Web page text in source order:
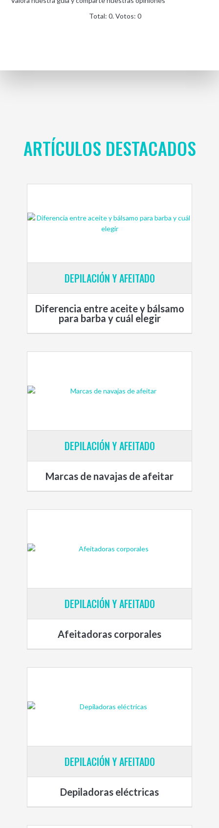
Total:0. Votos:0
ARTÍCULOS DESTACADOS
DEPILACIÓN Y AFEITADO
Diferencia entre aceite y bálsamo
para barba y cuál elegir
DEPILACIÓN Y AFEITADO
Marcas de navajas de afeitar
DEPILACIÓN Y AFEITADO
Afeitadoras corporales
DEPILACIÓN Y AFEITADO
Depiladoras eléctricas